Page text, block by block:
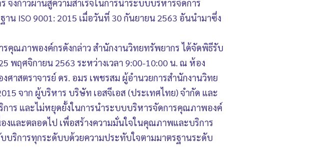
จึงก้าวผ่านสู่ความสำเร็จในการนำระบบบริหารจัดการ
น ISO 9001: 2015 เมื่อวันที่ 30 กันยายน 2563 อันนำมาซึ่ง
คุณภาพองค์กรดังกล่าว สำนักงานวิทยทรัพยากร ได้จัดพิธีรับ
พฤศจิกายน 2563 ระหว่างเวลา 9:00-10:00 น. ณ ห้อง
าสตราจารย์ ดร. อมร เพชรสม ผู้อำนวยการสำนักงานวิทย
จาก ผู้บริหาร บริษัท เอสจีเอส (ประเทศไทย) จำกัด และ
าร และไม่หยุดยั้งในการนำระบบบริหารจัดการคุณภาพองค์
และตลอดไป เพื่อสร้างความมั่นใจในคุณภาพและบริการ
ริการทุกระดับบด้วยความประทับใจตามมาตรฐานระดับ